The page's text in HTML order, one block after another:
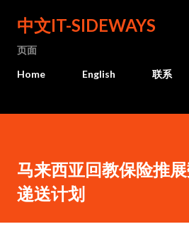
跳至主要内容
中文IT-SIDEWAYS
页面
Home
English 联系
马来西亚回教保险推
递送计划